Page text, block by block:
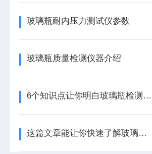
玻璃瓶耐内压力测试仪参数
玻璃瓶质量检测仪器介绍
6个知识点让你明白玻璃瓶检测仪器的操作
这篇文章能让你快速了解玻璃瓶检测仪器的工作原理及其技术指标